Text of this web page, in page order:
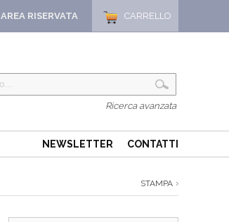
CARRELLO
AREA RISERVATA
Ricerca avanzata
NEWSLETTER CONTATTI
STAMPA